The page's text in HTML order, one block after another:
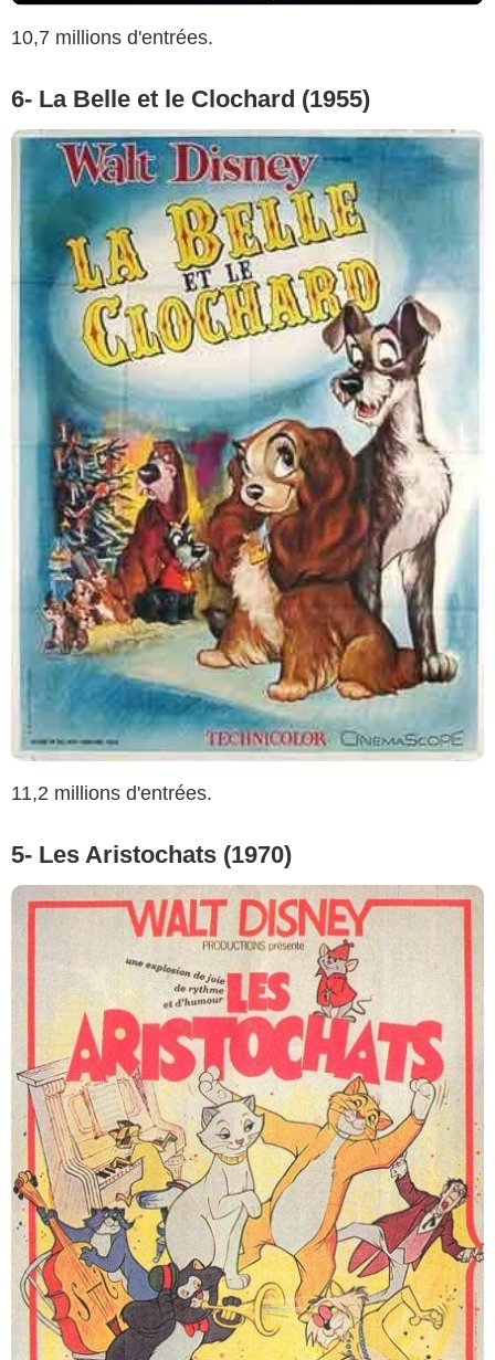
10,7 millions d'entrées.
6- La Belle et le Clochard (1955)
11,2 millions d'entrées.
5- Les Aristochats (1970)